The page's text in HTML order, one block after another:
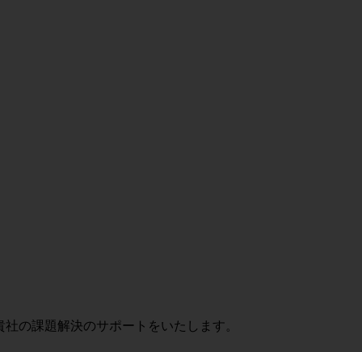
の課題解決のサポートをいたします。